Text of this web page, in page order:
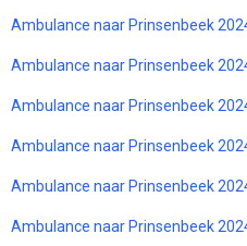
Ambulance naar Prinsenbeek
Ambulance naar Prinsenbeek
Ambulance naar Prinsenbeek
Ambulance naar Prinsenbeek
Ambulance naar Prinsenbeek
Ambulance naar Prinsenbeek